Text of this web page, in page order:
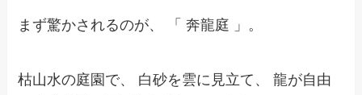
まず驚かされるのが、 「 奔龍庭 」。
枯山水の庭園で、 白砂を雲に見立て、 龍が自由